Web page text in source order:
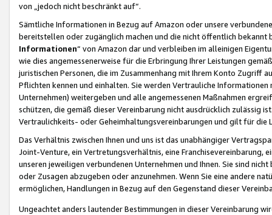
von „jedoch nicht beschränkt auf“.
Sämtliche Informationen in Bezug auf Amazon oder unsere
bereitstellen oder zugänglich machen und die nicht öffentlich
Informationen“ von Amazon dar und verbleiben im alleinigen
wie dies angemessenerweise für die Erbringung Ihrer Leistungen
juristischen Personen, die im Zusammenhang mit Ihrem Konto
Pflichten kennen und einhalten. Sie werden Vertrauliche
Unternehmen) weitergeben und alle angemessenen Maßnahmen
schützen, die gemäß dieser Vereinbarung nicht ausdrücklich zulässig
Vertraulichkeits- oder Geheimhaltungsvereinbarungen und gilt für die
Das Verhältnis zwischen Ihnen und uns ist das unabhängiger
Joint-Venture, ein Vertretungsverhältnis, eine Franchisevereinbarung,
unseren jeweiligen verbundenen Unternehmen und Ihnen. Sie sind
oder Zusagen abzugeben oder anzunehmen. Wenn Sie eine andere
ermöglichen, Handlungen in Bezug auf den Gegenstand dieser
Ungeachtet anders lautender Bestimmungen in dieser Vereinbarung